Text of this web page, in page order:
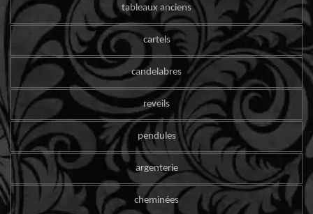
tableaux anciens
cartels
candelabres
reveils
pendules
argenterie
cheminées